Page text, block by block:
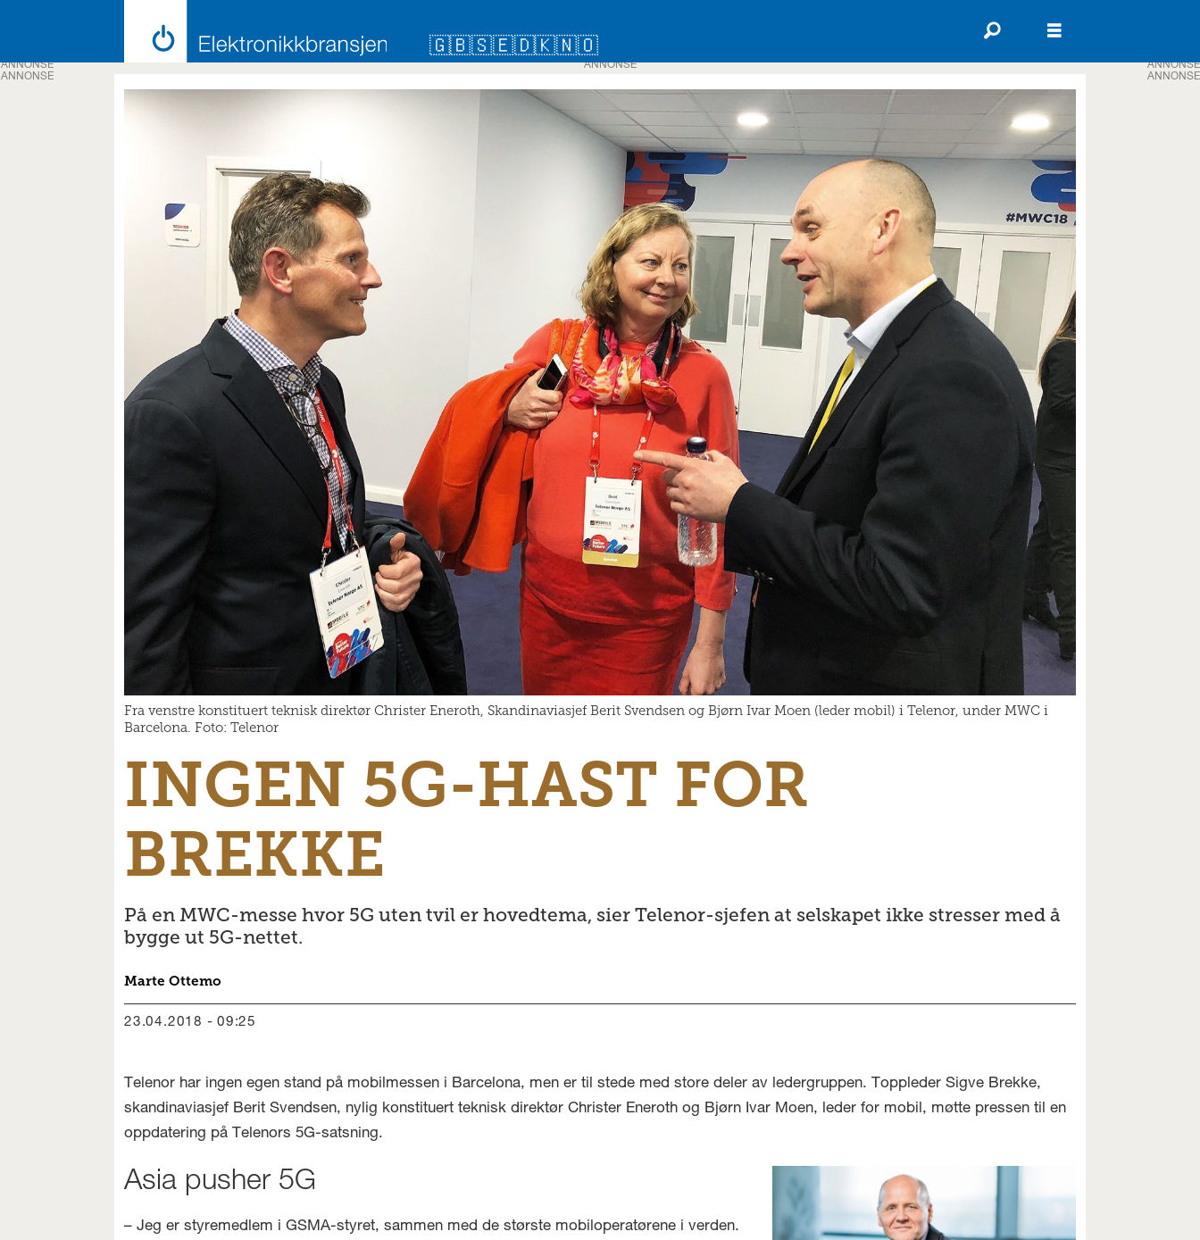
🇬🇧🇸🇪🇩🇰🇳🇴
ANNONSE
Fra venstre konstituert teknisk direktør Christer Eneroth, Skandinaviasjef Berit Svendsen og Bjørn Ivar Moen (leder mobil) i Telenor, under MWC i
Barcelona. Foto: Telenor
INGEN 5G-HAST FOR
BREKKE
På en MWC-messe hvor 5G uten tvil er hovedtema, sier Telenor-sjefen at selskapet ikke stresser med å
bygge ut 5G-nettet.
Marte Ottemo
23.04.2018 - 09:25
Telenor har ingen egen stand på mobilmessen i Barcelona, men er til stede med store deler av ledergruppen. Toppleder Sigve Brekke,
skandinaviasjef Berit Svendsen, nylig konstituert teknisk direktør Christer Eneroth og Bjørn Ivar Moen, leder for mobil, møtte pressen til en
oppdatering på Telenors 5G-satsning.
Asia pusher 5G
– Jeg er styremedlem i GSMA-styret, sammen med de største mobiloperatørene i verden.
ANNONSE
ANNONSE
ANNONSE
ANNONSE